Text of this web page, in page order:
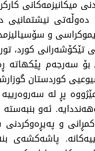
میكانیزمەكانی
دەوڵەتی
و
كورد،
بۆ سەرجەم
كوردستان
پڕ لە
ئەو
و
پاشەكشەی